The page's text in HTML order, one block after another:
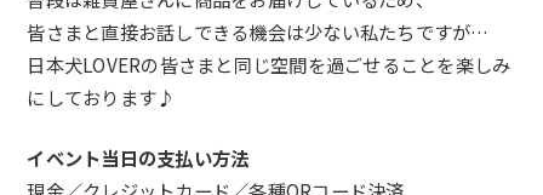
皆さまと直接お話しできる機会は少ない私たちですが…
日本犬LOVERの皆さまと同じ空間を過ごせることを楽しみ
にしております♪
イベント当日の支払い方法